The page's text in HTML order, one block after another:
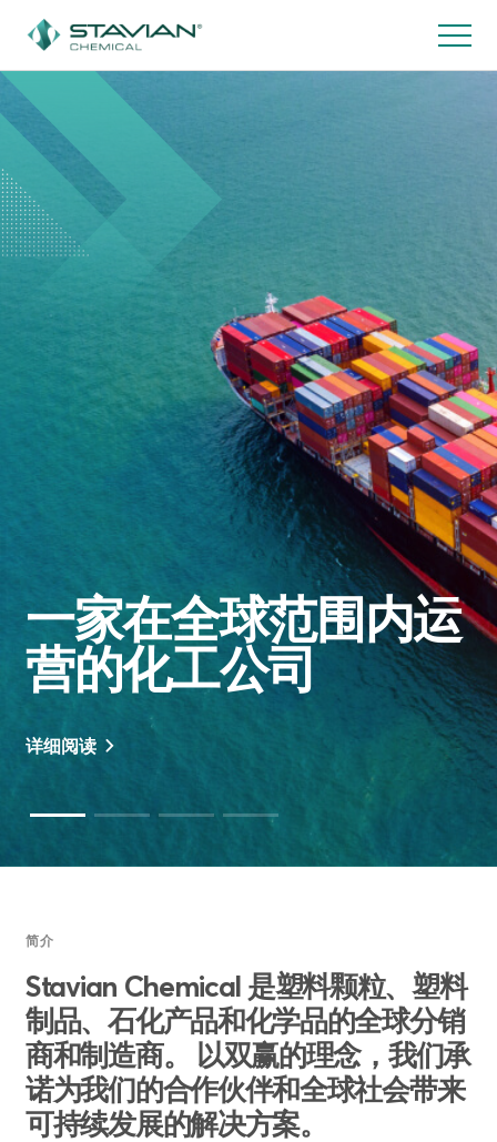
到
要
容
一家在全球范围内运
营的化工公司
详细阅读
简介
Stavian Chemical 是塑料颗粒、塑料
制品、石化产品和化学品的全球分销
商和制造商。 以双赢的理念，我们承
诺为我们的合作伙伴和全球社会带来
可持续发展的解决方案。